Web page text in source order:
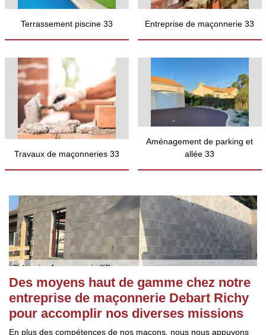
Terrassement piscine 33 Entreprise de maçonnerie 33
Travaux de maçonneries 33
Aménagement de parking et
allée 33
Des moyens haut de gamme chez notre
entreprise de maçonnerie Debart Richy
pour accomplir nos diverses missions
En plus des compétences de nos maçons, nous nous appuyons